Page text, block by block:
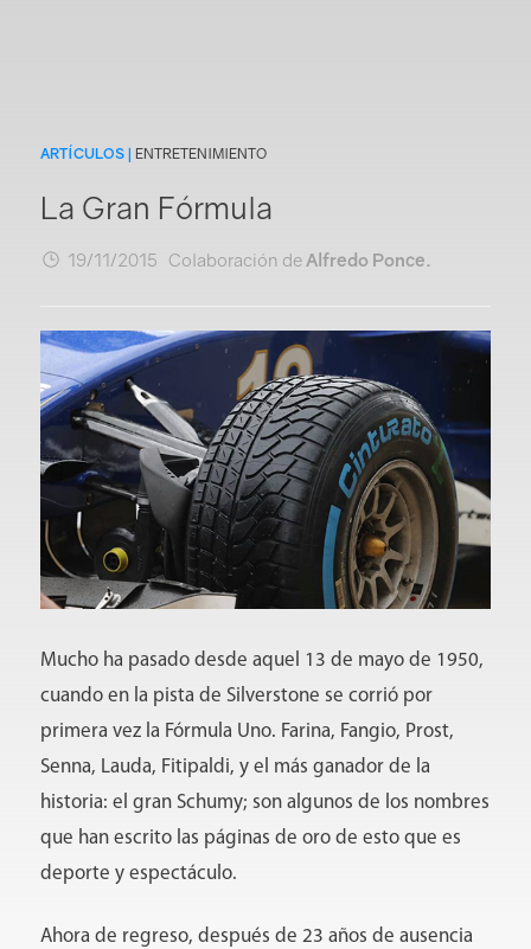
ARTÍCULOS | ENTRETENIMIENTO
La Gran Fórmula
19/11/2015 Colaboración de Alfredo Ponce.
Mucho ha pasado desde aquel 13 de mayo de 1950,
cuando en la pista de Silverstone se corrió por
primera vez la Fórmula Uno. Farina, Fangio, Prost,
Senna, Lauda, Fitipaldi, y el más ganador de la
historia: el gran Schumy; son algunos de los nombres
que han escrito las páginas de oro de esto que es
deporte y espectáculo.
Ahora de regreso, después de 23 años de ausencia